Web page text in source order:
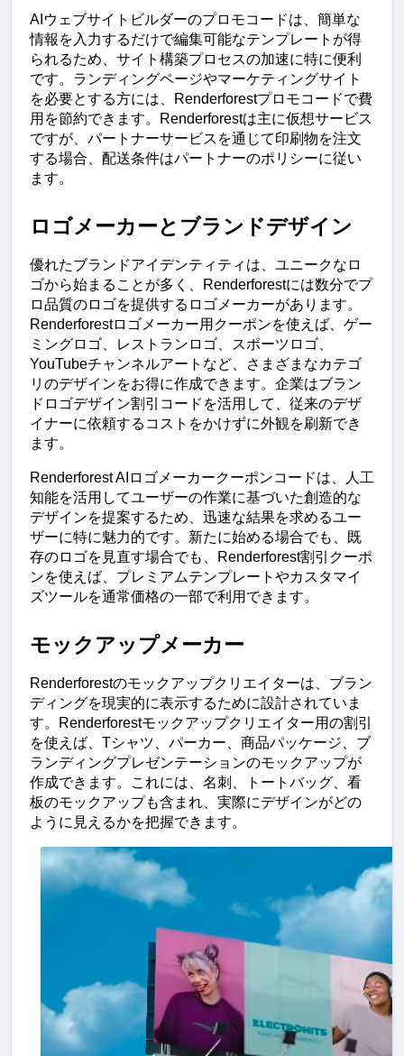
AIウェブサイトビルダーのプロモコードは、簡単な
情報を入力するだけで編集可能なテンプレートが得
られるため、サイト構築プロセスの加速に特に便利
です。ランディングページやマーケティングサイト
を必要とする方には、Renderforestプロモコードで費
用を節約できます。Renderforestは主に仮想サービス
ですが、パートナーサービスを通じて印刷物を注文
する場合、配送条件はパートナーのポリシーに従い
ます。
ロゴメーカーとブランドデザイン
優れたブランドアイデンティティは、ユニークなロ
ゴから始まることが多く、Renderforestには数分でプ
ロ品質のロゴを提供するロゴメーカーがあります。
Renderforestロゴメーカー用クーポンを使えば、ゲー
ミングロゴ、レストランロゴ、スポーツロゴ、
YouTubeチャンネルアートなど、さまざまなカテゴ
リのデザインをお得に作成できます。企業はブラン
ドロゴデザイン割引コードを活用して、従来のデザ
イナーに依頼するコストをかけずに外観を刷新でき
ます。
Renderforest AIロゴメーカークーポンコードは、人工
知能を活用してユーザーの作業に基づいた創造的な
デザインを提案するため、迅速な結果を求めるユー
ザーに特に魅力的です。新たに始める場合でも、既
存のロゴを見直す場合でも、Renderforest割引クーポ
ンを使えば、プレミアムテンプレートやカスタマイ
ズツールを通常価格の一部で利用できます。
モックアップメーカー
Renderforestのモックアップクリエイターは、ブラン
ディングを現実的に表示するために設計されていま
す。Renderforestモックアップクリエイター用の割引
を使えば、Tシャツ、パーカー、商品パッケージ、ブ
ランディングプレゼンテーションのモックアップが
作成できます。これには、名刺、トートバッグ、看
板のモックアップも含まれ、実際にデザインがどの
ように見えるかを把握できます。